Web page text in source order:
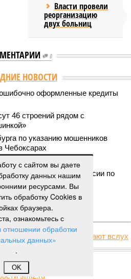
Власти провели
реорганизацию
двух больниц
0
НОВОСТИ
оформленные кредиты
46 строений рядом с
по указанию мошенников
Чебоксарах
запас топлива
на 79 месте в России по
НОВОСТИ
ПАРТНЕРОВ
smi2.ru
с сайтом вы даете
данных нашим
ресурсами. Вы
обработку Cookies в
браузера.
ознакомьтесь с
отношении обработки
данных»
.
OK